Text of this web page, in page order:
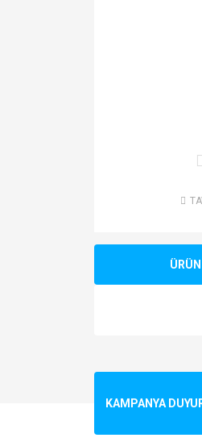
Ürün resmi
KAMPANYA